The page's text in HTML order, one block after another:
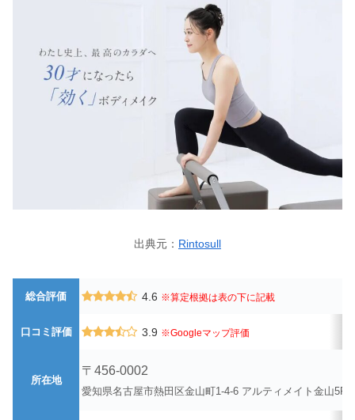
出典元： Rintosull
総合評価 4.6 ※算定根拠は表の下に記載
口コミ評価 3.9 ※Googleマップ評価
所在地
〒456-0002
愛知県名古屋市熱田区金山町1-4-6 アルティメイト金山5F